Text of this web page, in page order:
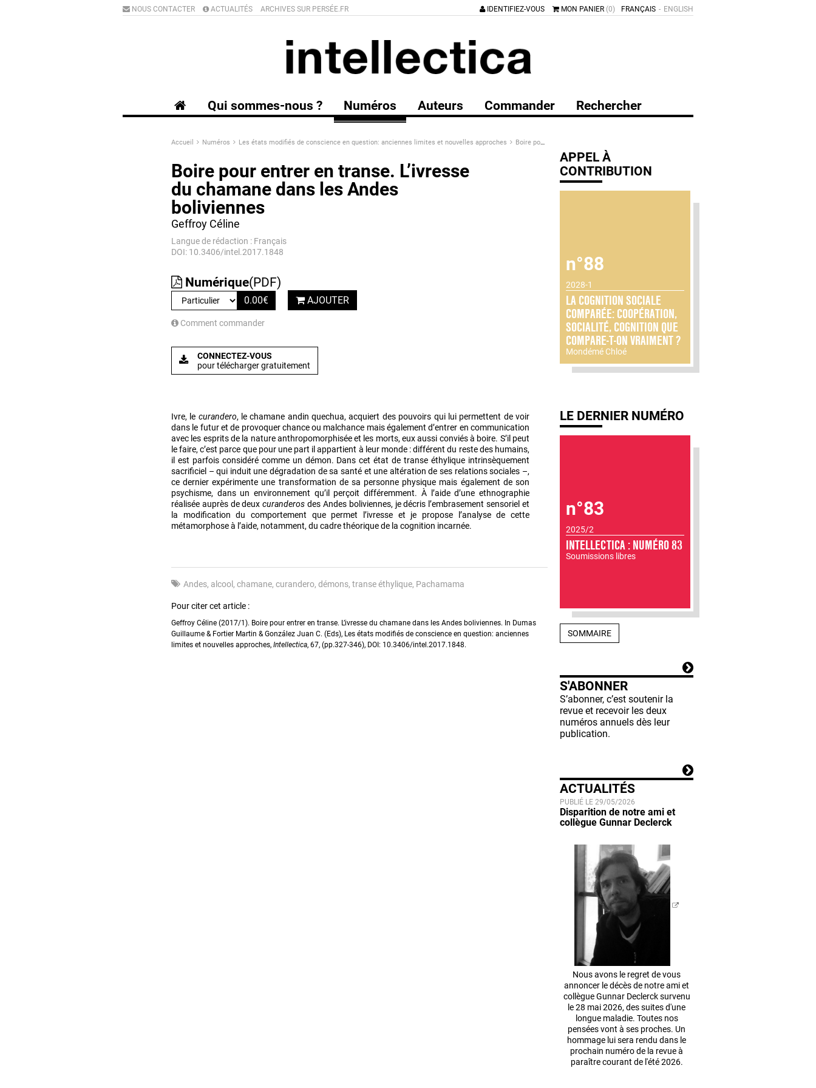
ENGLISH
FRANÇAIS
IDENTIFIEZ-VOUS MON PANIER (0)
NOUS CONTACTER ACTUALITÉS ARCHIVES SUR PERSÉE.FR
Qui sommes-nous ? Numéros Auteurs Commander Rechercher
Accueil Numéros Les états modifiés de conscience en question: anciennes limites et nouvelles approches Boire pour entrer en transe. L’ivresse du chamane dans les Andes boliviennes
Boire pour entrer en transe. L’ivresse
du chamane dans les Andes
boliviennes
Geffroy Céline
Langue de rédaction : Français
DOI: 10.3406/intel.2017.1848
Numérique(PDF)
0.00€ AJOUTER
Comment commander
CONNECTEZ-VOUS
pour télécharger gratuitement
Ivre, le curandero, le chamane andin quechua, acquiert des pouvoirs qui lui permettent de voir
dans le futur et de provoquer chance ou malchance mais également d’entrer en communication
avec les esprits de la nature anthropomorphisée et les morts, eux aussi conviés à boire. S’il peut
le faire, c’est parce que pour une part il appartient à leur monde : différent du reste des humains,
il est parfois considéré comme un démon. Dans cet état de transe éthylique intrinsèquement
sacrificiel – qui induit une dégradation de sa santé et une altération de ses relations sociales –,
ce dernier expérimente une transformation de sa personne physique mais également de son
psychisme, dans un environnement qu’il perçoit différemment. À l’aide d’une ethnographie
réalisée auprès de deuxcuranderosdes Andes boliviennes, je décris l’embrasement sensoriel et
la modification du comportement que permet l’ivresse et je propose l’analyse de cette
métamorphose à l’aide, notamment, du cadre théorique de la cognition incarnée.
Andes alcool chamane curandero démons transe éthylique Pachamama
Pour citer cet article :
Geffroy Céline (2017/1). Boire pour entrer en transe. L’ivresse du chamane dans les Andes boliviennes. In Dumas
Guillaume & Fortier Martin & González Juan C. (Eds), Les états modifiés de conscience en question: anciennes
limites et nouvelles approches, Intellectica, 67, (pp.327-346), DOI: 10.3406/intel.2017.1848.
APPEL À
CONTRIBUTION
n°88
2028-1
LA COGNITION SOCIALE
COMPARÉE: COOPÉRATION,
SOCIALITÉ, COGNITION QUE
COMPARE-T-ON VRAIMENT ?
Mondémé Chloé
LE DERNIER NUMÉRO
n°83
2025/2
INTELLECTICA : NUMÉRO 83
Soumissions libres
SOMMAIRE
S'ABONNER
S’abonner, c’est soutenir la
revue et recevoir les deux
numéros annuels dès leur
publication.
ACTUALITÉS
PUBLIÉ LE 29/05/2026
Disparition de notre ami et
collègue Gunnar Declerck
Nous avons le regret de vous
annoncer le décès de notre ami et
collègue Gunnar Declerck survenu
le 28 mai 2026, des suites d'une
longue maladie. Toutes nos
pensées vont à ses proches. Un
hommage lui sera rendu dans le
prochain numéro de la revue à
paraître courant de l'été 2026.